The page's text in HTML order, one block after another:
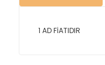
1 AD FİATIDIR